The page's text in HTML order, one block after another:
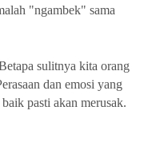
"ngambek" sama
sulitnya kita orang
dan emosi yang
pasti akan merusak.